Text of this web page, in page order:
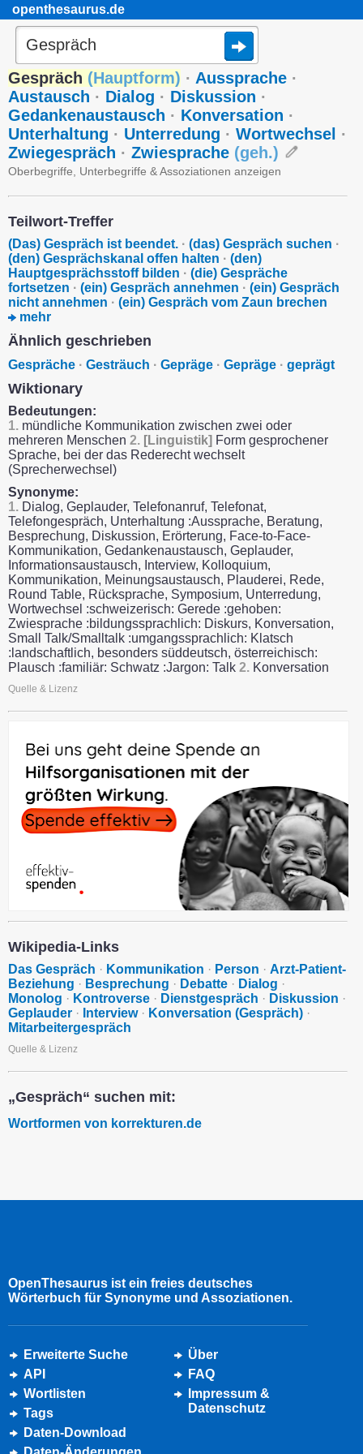
openthesaurus.de
Gespräch (Hauptform) · Aussprache ·
Austausch · Dialog · Diskussion ·
Gedankenaustausch · Konversation ·
Unterhaltung · Unterredung · Wortwechsel ·
Zwiegespräch · Zwiesprache (geh.)
Oberbegriffe, Unterbegriffe & Assoziationen anzeigen
Teilwort-Treffer
(Das) Gespräch ist beendet. · (das) Gespräch suchen ·
(den) Gesprächskanal offen halten · (den)
Hauptgesprächsstoff bilden · (die) Gespräche
fortsetzen · (ein) Gespräch annehmen · (ein) Gespräch
nicht annehmen · (ein) Gespräch vom Zaun brechen
mehr
Ähnlich geschrieben
Gespräche · Gesträuch · Gepräge · Gepräge · geprägt
Wiktionary
Bedeutungen:
1. mündliche Kommunikation zwischen zwei oder
mehreren Menschen 2. [Linguistik] Form gesprochener
Sprache, bei der das Rederecht wechselt
(Sprecherwechsel)
Synonyme:
1. Dialog, Geplauder, Telefonanruf, Telefonat,
Telefongespräch, Unterhaltung :Aussprache, Beratung,
Besprechung, Diskussion, Erörterung, Face-to-Face-
Kommunikation, Gedankenaustausch, Geplauder,
Informationsaustausch, Interview, Kolloquium,
Kommunikation, Meinungsaustausch, Plauderei, Rede,
Round Table, Rücksprache, Symposium, Unterredung,
Wortwechsel :schweizerisch: Gerede :gehoben:
Zwiesprache :bildungssprachlich: Diskurs, Konversation,
Small Talk/Smalltalk :umgangssprachlich: Klatsch
:landschaftlich, besonders süddeutsch, österreichisch:
Plausch :familiär: Schwatz :Jargon: Talk 2. Konversation
Quelle & Lizenz
Wikipedia-Links
Das Gespräch · Kommunikation · Person · Arzt-Patient-
Beziehung · Besprechung · Debatte · Dialog ·
Monolog · Kontroverse · Dienstgespräch · Diskussion ·
Geplauder · Interview· Konversation (Gespräch) ·
Mitarbeitergespräch
Quelle & Lizenz
„Gespräch“ suchen mit:
Wortformen von korrekturen.de
OpenThesaurus ist ein freies deutsches
Wörterbuch für Synonyme und Assoziationen.
Erweiterte Suche
API
Wortlisten
Tags
Daten-Download
Über
FAQ
Impressum &
Datenschutz